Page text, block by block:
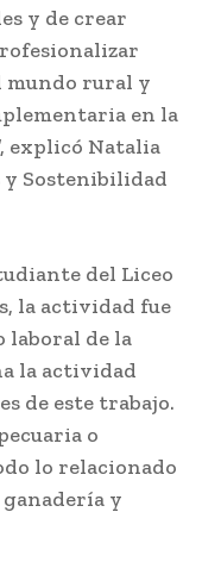
y de crear
mundo rural y
en la
explicó Natalia
y Sostenibilidad
del Liceo
la actividad fue
laboral de la
la actividad
de este trabajo.
o
lo relacionado
ganadería y